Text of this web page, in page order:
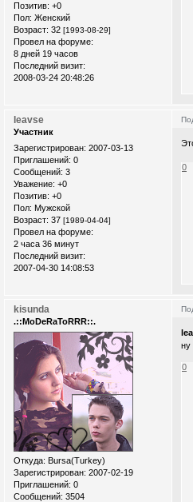
Позитив: +0
Пол: Женский
Возраст: 32 [1993-08-29]
Провел на форуме:
8 дней 19 часов
Последний визит:
2008-03-24 20:48:26
leavse
Участник
Зарегистрирован: 2007-03-13
Приглашений: 0
Сообщений: 3
Уважение: +0
Позитив: +0
Пол: Мужской
Возраст: 37 [1989-04-04]
Провел на форуме:
2 часа 36 минут
Последний визит:
2007-04-30 14:08:53
0
kisunda
.::MoDeRaToRRR::.
Откуда: Bursa(Turkey)
Зарегистрирован: 2007-02-19
Приглашений: 0
Сообщений: 3504
ну
0